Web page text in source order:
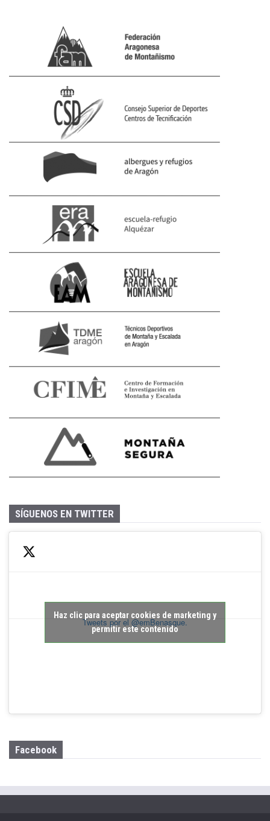
SÍGUENOS EN TWITTER
Tweets por el @emBenasque.
Haz clic para aceptar cookies de marketing y
permitir este contenido
Facebook